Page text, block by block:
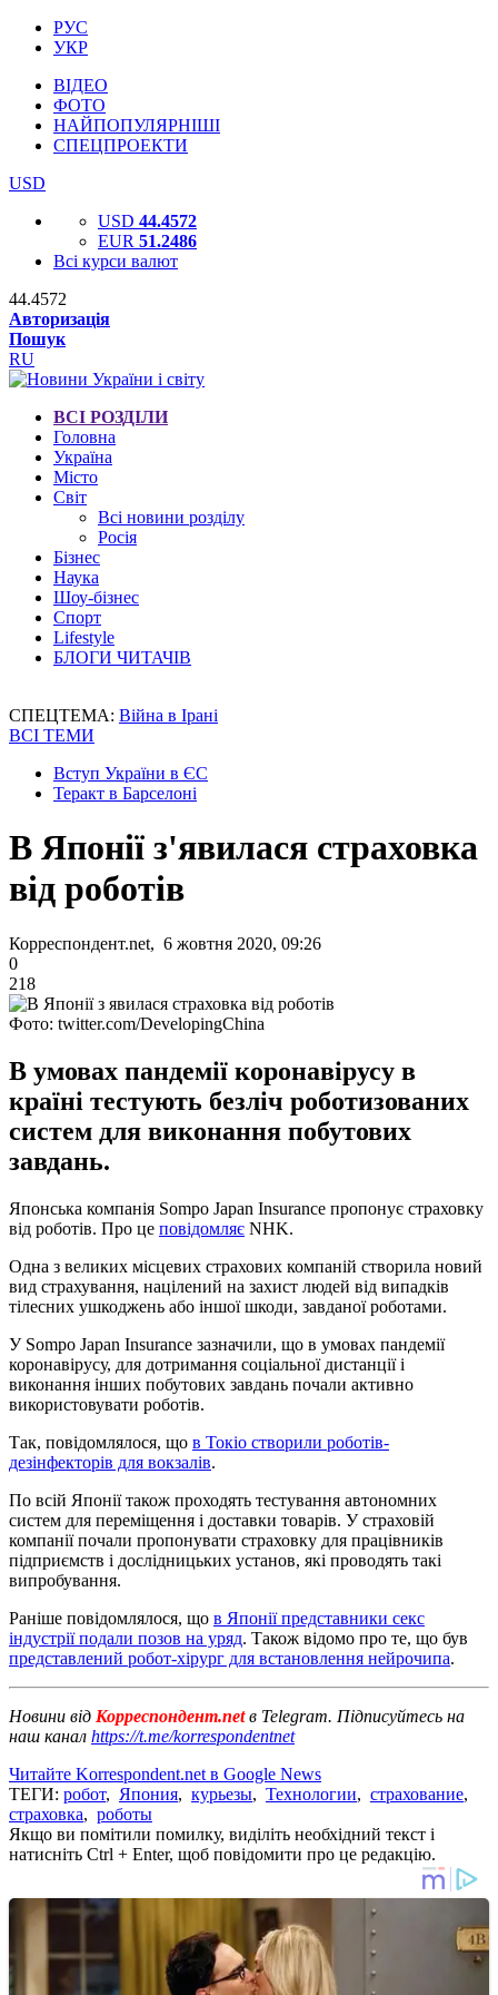
РУС
УКР
ВІДЕО
ФОТО
НАЙПОПУЛЯРНІШІ
СПЕЦПРОЕКТИ
USD
USD 44.4572
EUR 51.2486
Всі курси валют
44.4572
Авторизація
Пошук
RU
ВСІ РОЗДІЛИ
Головна
Україна
Місто
Світ
Всі новини розділу
Росія
Бізнес
Наука
Шоу-бізнес
Спорт
Lifestyle
БЛОГИ ЧИТАЧІВ
СПЕЦТЕМА: Війна в Ірані
ВСІ ТЕМИ
Вступ України в ЄС
Теракт в Барселоні
В Японії з'явилася страховка
від роботів
Корреспондент.net, 6 жовтня 2020, 09:26
0
218
Фото: twitter.com/DevelopingChina
В умовах пандемії коронавірусу в
країні тестують безліч роботизованих
систем для виконання побутових
завдань.
Японська компанія Sompo Japan Insurance пропонує страховку
від роботів. Про це повідомляє NHK.
Одна з великих місцевих страхових компаній створила новий
вид страхування, націлений на захист людей від випадків
тілесних ушкоджень або іншої шкоди, завданої роботами.
У Sompo Japan Insurance зазначили, що в умовах пандемії
коронавірусу, для дотримання соціальної дистанції і
виконання інших побутових завдань почали активно
використовувати роботів.
Так, повідомлялося, що в Токіо створили роботів-
дезінфекторів для вокзалів.
По всій Японії також проходять тестування автономних
систем для переміщення і доставки товарів. У страховій
компанії почали пропонувати страховку для працівників
підприємств і дослідницьких установ, які проводять такі
випробування.
Раніше повідомлялося, що в Японії представники секс
індустрії подали позов на уряд. Також відомо про те, що був
представлений робот-хірург для встановлення нейрочипа.
Новини від Корреспондент.netв Telegram. Підписуйтесь на
наш канал https://t.me/korrespondentnet
Читайте Korrespondent.net в Google News
ТЕГИ: робот, Япония, курьезы, Технологии, страхование,
страховка, роботы
Якщо ви помітили помилку, виділіть необхідний текст і
натисніть Ctrl + Enter, щоб повідомити про це редакцію.